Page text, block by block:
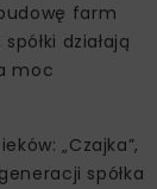
farm
działają
moc
„Czajka”,
spółka